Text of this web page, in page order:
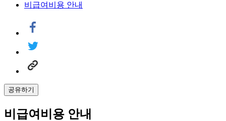
비급여비용 안내
공유하기
비급여비용 안내